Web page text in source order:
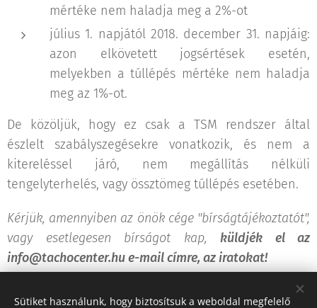
mértéke nem haladja meg a 2%-ot
július 1. napjától 2018. december 31. napjáig:
azon elkövetett jogsértések esetén,
melyekben a túllépés mértéke nem haladja
meg az 1%-ot.
De közöljük, hogy ez csak a TSM rendszer által
észlelt szabályszegésekre vonatkozik, és nem a
kitereléssel járó, nem megállítás nélküli
tengelyterhelés, vagy össztömeg túllépés esetében.
Kérjük, amennyiben az önök cége "bírságtájékoztatót",
vagy esetlegesen bírságot kap, küldjék el az
info@tachocenter.hu e-mail címre, az iratokat!
Sütiket használunk, hogy biztosítsuk a weboldal megfelelő